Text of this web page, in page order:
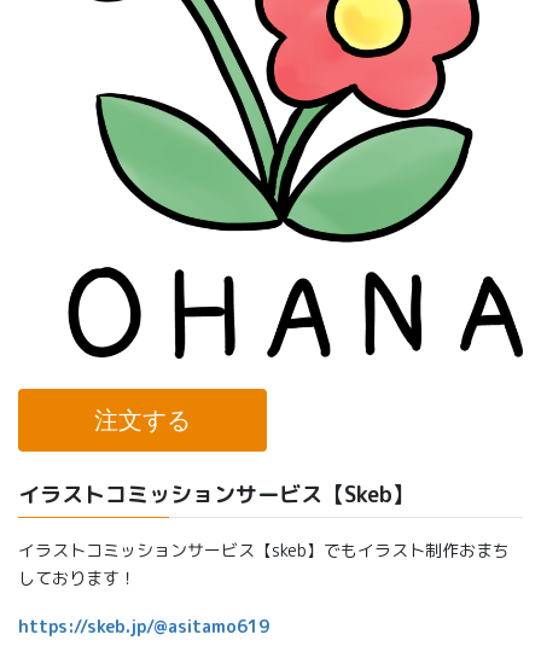
注文する
イラストコミッションサービス【Skeb】
イラストコミッションサービス【skeb】でもイラスト制作おまち
しております！
https://skeb.jp/@asitamo619